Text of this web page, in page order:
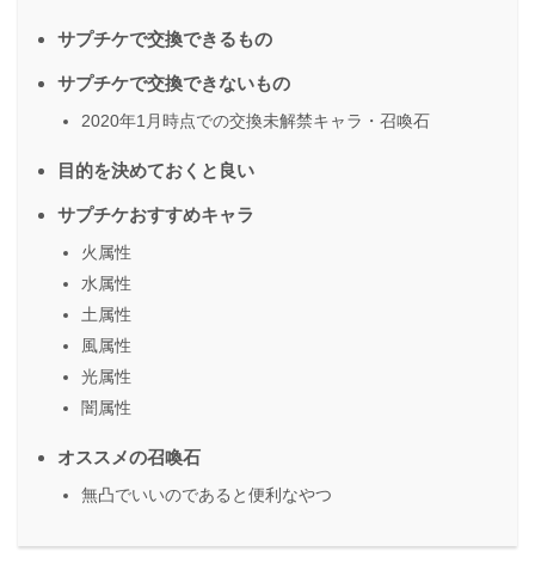
サプチケで交換できるもの
サプチケで交換できないもの
2020年1月時点での交換未解禁キャラ・召喚石
目的を決めておくと良い
サプチケおすすめキャラ
火属性
水属性
土属性
風属性
光属性
闇属性
オススメの召喚石
無凸でいいのであると便利なやつ